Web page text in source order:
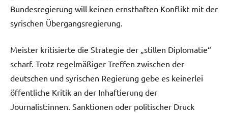
Bundesregierung will keinen ernsthaften Konflikt mit der
syrischen Übergangsregierung.
Meister kritisierte die Strategie der „stillen Diplomatie“
scharf. Trotz regelmäßiger Treffen zwischen der
deutschen und syrischen Regierung gebe es keinerlei
öffentliche Kritik an der Inhaftierung der
Journalist:innen. Sanktionen oder politischer Druck